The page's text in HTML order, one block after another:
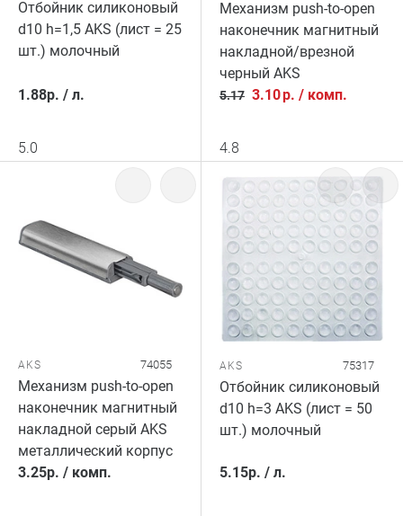
Отбойник силиконовый
d10 h=1,5 AKS (лист = 25
шт.) молочный
1.88р. / л.
5.0
Механизм push-to-open
наконечник магнитный
накладной/врезной
черный AKS
5.17 3.10р. / комп.
4.8
AKS 74055
Механизм push-to-open
наконечник магнитный
накладной серый AKS
металлический корпус
3.25р. / комп.
AKS 75317
Отбойник силиконовый
d10 h=3 AKS (лист = 50
шт.) молочный
5.15р. / л.